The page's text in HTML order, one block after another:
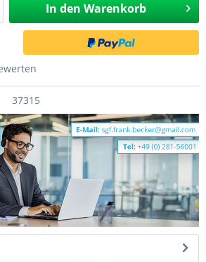
In den Warenkorb
37315